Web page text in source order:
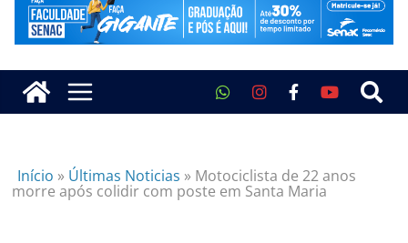
Início » Últimas Noticias » Motociclista de 22 anos
morre após colidir com poste em Santa Maria